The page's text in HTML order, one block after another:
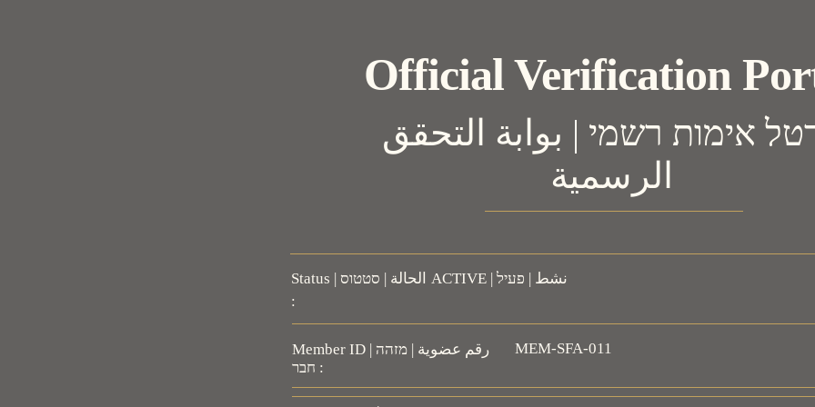
Official Verification
الرسمية
Status | الحالة | סטטוס
:
ACTIVE | نشط | פעיל
Member ID | رقم عضوية | מזהה
חבר :
MEM-SFA-011